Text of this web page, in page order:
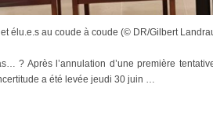
élu.e.s au coude à coude (© DR/Gilbert
? Après l’annulation d’une première
a été levée jeudi 30 juin …